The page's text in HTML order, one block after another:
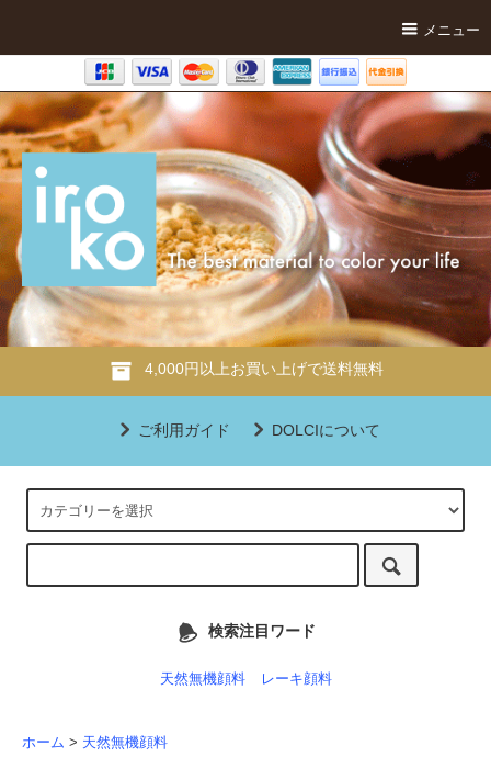
メニュー
4,000円以上お買い上げで送料無料
ご利用ガイド DOLCIについて
検索注目ワード
天然無機顔料 レーキ顔料
ホーム > 天然無機顔料